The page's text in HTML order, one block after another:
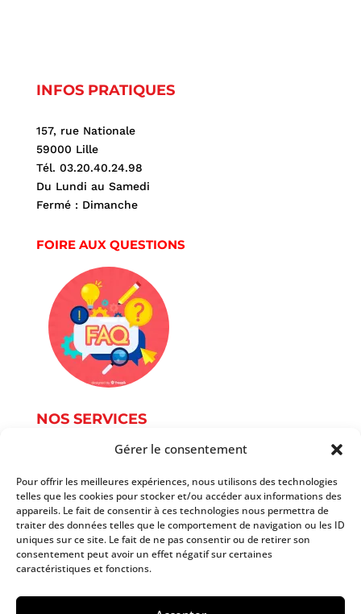
Gérer le consentement
Pour offrir les meilleures expériences, nous utilisons des technologies
telles que les cookies pour stocker et/ou accéder aux informations des
appareils. Le fait de consentir à ces technologies nous permettra de
traiter des données telles que le comportement de navigation ou les ID
uniques sur ce site. Le fait de ne pas consentir ou de retirer son
consentement peut avoir un effet négatif sur certaines
caractéristiques et fonctions.
INFOS PRATIQUES
157, rue Nationale
59000 Lille
Tél. 03.20.40.24.98
Du Lundi au Samedi
Fermé : Dimanche
FOIRE AUX QUESTIONS
NOS SERVICES
Services informatique
Services du document
Autres services
Tarifs
Copyright 2025 AtoutPoint Services